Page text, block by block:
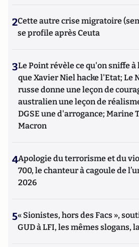
2Cette autre crise migratoire
se profile après Ceuta
3Le Point révèle ce qu'on sniffe
que Xavier Niel hacke l'Etat; Le
russe donne une leçon de
australien une leçon de
DGSE une d'arrogance; Marine
Macron
4Apologie du terrorisme et du
700, le chanteur à cagoule de
2026
5« Sionistes, hors des Facs »,
GUD à LFI, les mêmes slogans,